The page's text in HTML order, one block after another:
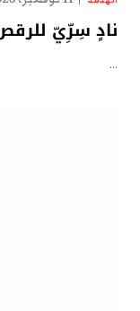
نادٍ سِرِّيّ
…